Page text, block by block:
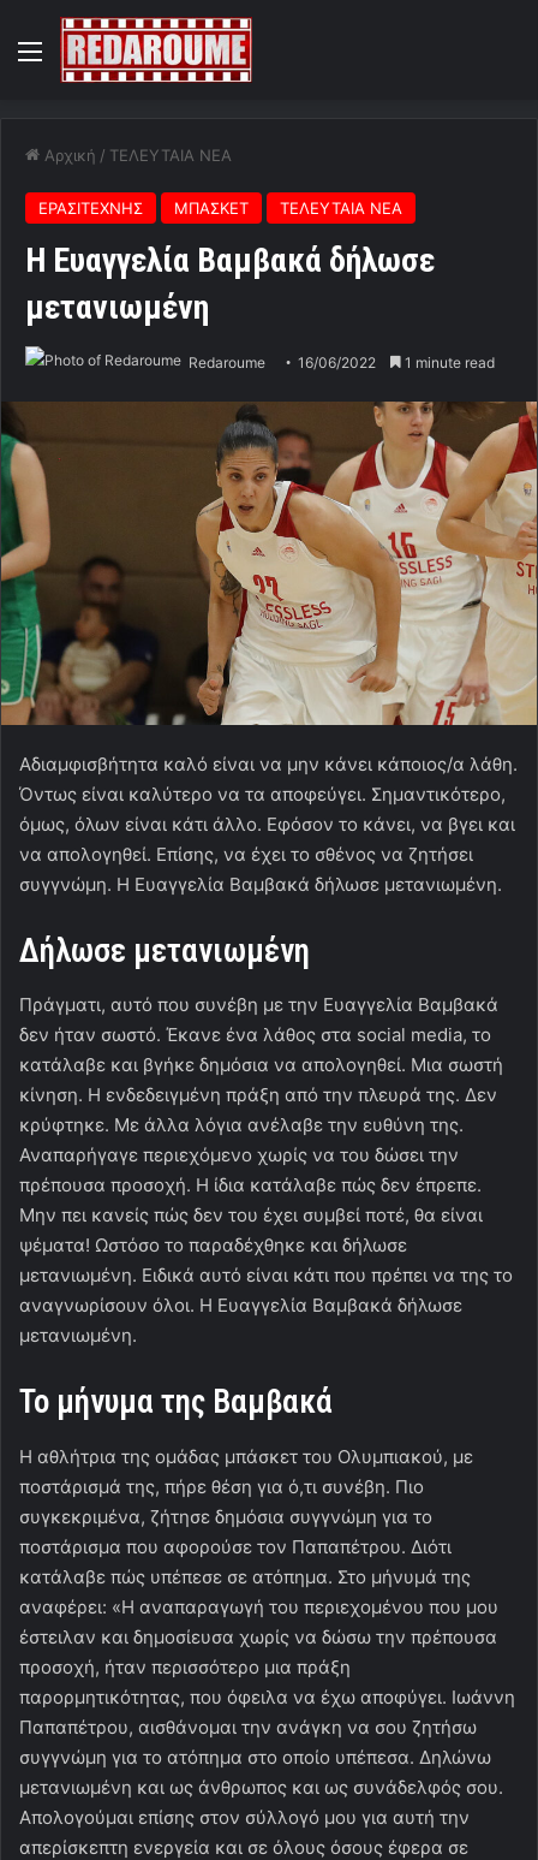
Menu
Αρχική / ΤΕΛΕΥΤΑΙΑ ΝΕΑ
ΕΡΑΣΙΤΕΧΝΗΣ ΜΠΑΣΚΕΤ ΤΕΛΕΥΤΑΙΑ ΝΕΑ
Η Ευαγγελία Βαμβακά δήλωσε
μετανιωμένη
Redaroume 16/06/2022 1 minute read
Αδιαμφισβήτητα καλό είναι να μην κάνει κάποιος/α λάθη.
Όντως είναι καλύτερο να τα αποφεύγει. Σημαντικότερο,
όμως, όλων είναι κάτι άλλο. Εφόσον το κάνει, να βγει και
να απολογηθεί. Επίσης, να έχει το σθένος να ζητήσει
συγγνώμη. Η Ευαγγελία Βαμβακά δήλωσε μετανιωμένη.
Δήλωσε μετανιωμένη
Πράγματι, αυτό που συνέβη με την Ευαγγελία Βαμβακά
δεν ήταν σωστό. Έκανε ένα λάθος στα social media, το
κατάλαβε και βγήκε δημόσια να απολογηθεί. Μια σωστή
κίνηση. Η ενδεδειγμένη πράξη από την πλευρά της. Δεν
κρύφτηκε. Με άλλα λόγια ανέλαβε την ευθύνη της.
Αναπαρήγαγε περιεχόμενο χωρίς να του δώσει την
πρέπουσα προσοχή. Η ίδια κατάλαβε πώς δεν έπρεπε.
Μην πει κανείς πώς δεν του έχει συμβεί ποτέ, θα είναι
ψέματα! Ωστόσο το παραδέχθηκε και δήλωσε
μετανιωμένη. Ειδικά αυτό είναι κάτι που πρέπει να της το
αναγνωρίσουν όλοι. Η Ευαγγελία Βαμβακά δήλωσε
μετανιωμένη.
Το μήνυμα της Βαμβακά
Η αθλήτρια της ομάδας μπάσκετ του Ολυμπιακού, με
ποστάρισμά της, πήρε θέση για ό,τι συνέβη. Πιο
συγκεκριμένα, ζήτησε δημόσια συγγνώμη για το
ποστάρισμα που αφορούσε τον Παπαπέτρου. Διότι
κατάλαβε πώς υπέπεσε σε ατόπημα. Στο μήνυμά της
αναφέρει: «Η αναπαραγωγή του περιεχομένου που μου
έστειλαν και δημοσίευσα χωρίς να δώσω την πρέπουσα
προσοχή, ήταν περισσότερο μια πράξη
παρορμητικότητας, που όφειλα να έχω αποφύγει. Ιωάννη
Παπαπέτρου, αισθάνομαι την ανάγκη να σου ζητήσω
συγγνώμη για το ατόπημα στο οποίο υπέπεσα. Δηλώνω
μετανιωμένη και ως άνθρωπος και ως συνάδελφός σου.
Απολογούμαι επίσης στον σύλλογό μου για αυτή την
απερίσκεπτη ενεργεία και σε όλους όσους έφερα σε